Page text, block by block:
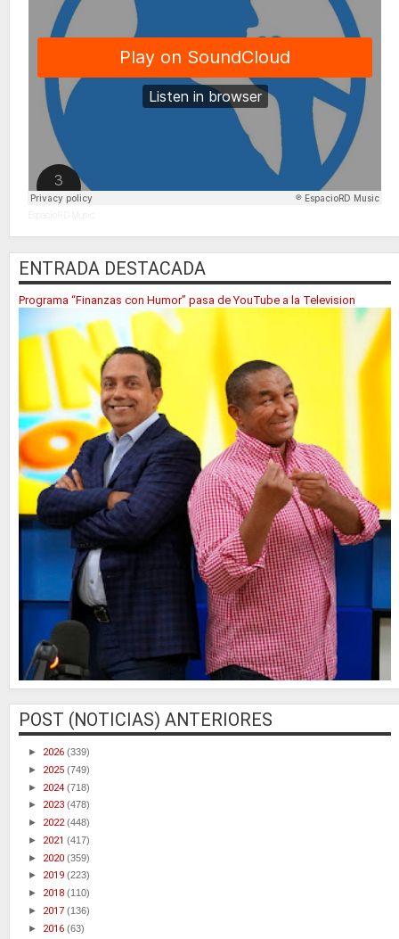
ENTRADA DESTACADA
Programa “Finanzas con Humor” pasa de YouTube a la Television
POST (NOTICIAS) ANTERIORES
► 2026 (339)
► 2025 (749)
► 2024 (718)
► 2023 (478)
► 2022(448)
► 2021 (417)
► 2020 (359)
► 2019 (223)
► 2018 (110)
► 2017 (136)
► 2016 (63)